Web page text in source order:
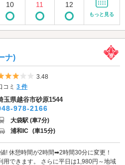
10 11 12
もっと見る
ナ)
5つ星のうち3
3.48
コミ3 件
玉県越谷市砂原1544
978-2166
大袋駅 (車7分)
浦和IC (車15分)
! 休憩時間が2時間➡2時間30分に変更！
用できます。 さらに平日は1,980円～地域